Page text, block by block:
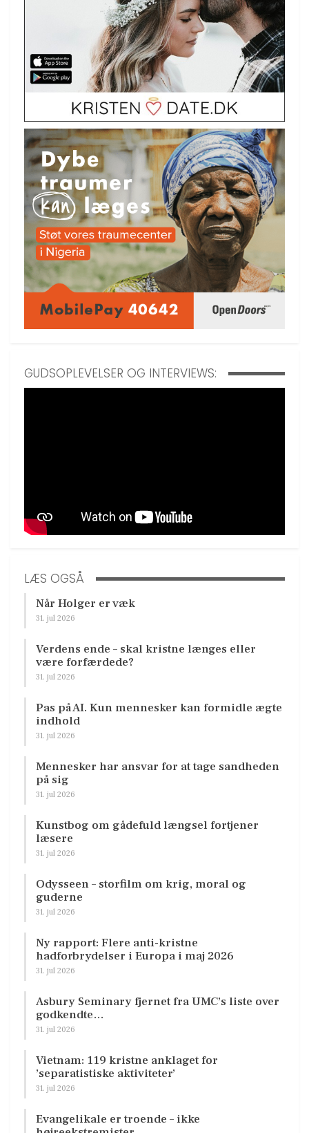
GUDSOPLEVELSER OG INTERVIEWS:
LÆS OGSÅ
Når Holger er væk
31. jul 2026
Verdens ende – skal kristne længes eller
være forfærdede?
31. jul 2026
Pas på AI. Kun mennesker kan formidle ægte
indhold
31. jul 2026
Mennesker har ansvar for at tage sandheden
på sig
31. jul 2026
Kunstbog om gådefuld længsel fortjener
læsere
31. jul 2026
Odysseen – storfilm om krig, moral og
guderne
31. jul 2026
Ny rapport: Flere anti-kristne
hadforbrydelser i Europa i maj 2026
31. jul 2026
Asbury Seminary fjernet fra UMC’s liste over
godkendte…
31. jul 2026
Vietnam: 119 kristne anklaget for
’separatistiske aktiviteter’
31. jul 2026
Evangelikale er troende – ikke